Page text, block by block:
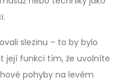
slezinu – to by bylo
její funkci tím, že uvolníte
pohyby na levém